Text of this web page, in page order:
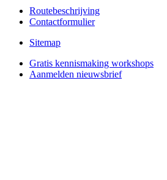
Routebeschrijving
Contactformulier
Sitemap
Gratis kennismaking workshops
Aanmelden nieuwsbrief